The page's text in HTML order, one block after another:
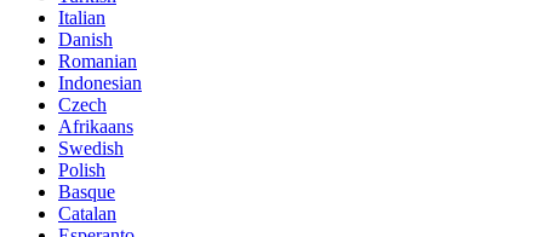
Italian
Danish
Romanian
Indonesian
Czech
Afrikaans
Swedish
Polish
Basque
Catalan